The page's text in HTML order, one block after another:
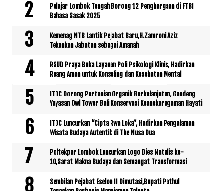
Pelajar Lombok Tengah Borong 12 Penghargaan di FTBI
Bahasa Sasak 2025
Kemenag NTB Lantik Pejabat Baru,H.Zamroni Aziz
Tekankan Jabatan sebagai Amanah
RSUD Praya Buka Layanan Poli Psikologi Klinis, Hadirkan
Ruang Aman untuk Konseling dan Kesehatan Mental
ITDC Dorong Pertanian Organik Berkelanjutan, Gandeng
Yayasan Owl Tower Bali Konservasi Keanekaragaman Hayati
ITDC Luncurkan “Cipta Rwa Loka”, Hadirkan Pengalaman
Wisata Budaya Autentik di The Nusa Dua
Poltekpar Lombok Luncurkan Logo Dies Natalis ke-
10,Sarat Makna Budaya dan Semangat Transformasi
Sembilan Pejabat Eselon II Dimutasi,Bupati Pathul